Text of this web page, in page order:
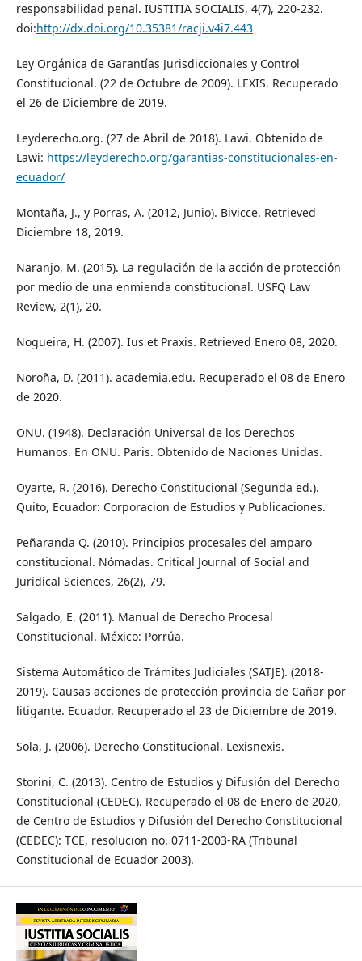
responsabilidad penal. IUSTITIA SOCIALIS, 4(7), 220-232.
doi:http://dx.doi.org/10.35381/racji.v4i7.443
Ley Orgánica de Garantías Jurisdiccionales y Control
Constitucional. (22 de Octubre de 2009). LEXIS. Recuperado
el 26 de Diciembre de 2019.
Leyderecho.org. (27 de Abril de 2018). Lawi. Obtenido de
Lawi: https://leyderecho.org/garantias-constitucionales-en-
ecuador/
Montaña, J., y Porras, A. (2012, Junio). Bivicce. Retrieved
Diciembre 18, 2019.
Naranjo, M. (2015). La regulación de la acción de protección
por medio de una enmienda constitucional. USFQ Law
Review, 2(1), 20.
Nogueira, H. (2007). Ius et Praxis. Retrieved Enero 08, 2020.
Noroña, D. (2011). academia.edu. Recuperado el 08 de Enero
de 2020.
ONU. (1948). Declaración Universal de los Derechos
Humanos. En ONU. Paris. Obtenido de Naciones Unidas.
Oyarte, R. (2016). Derecho Constitucional (Segunda ed.).
Quito, Ecuador: Corporacion de Estudios y Publicaciones.
Peñaranda Q. (2010). Principios procesales del amparo
constitucional. Nómadas. Critical Journal of Social and
Juridical Sciences, 26(2), 79.
Salgado, E. (2011). Manual de Derecho Procesal
Constitucional. México: Porrúa.
Sistema Automático de Trámites Judiciales (SATJE). (2018-
2019). Causas acciones de protección provincia de Cañar por
litigante. Ecuador. Recuperado el 23 de Diciembre de 2019.
Sola, J. (2006). Derecho Constitucional. Lexisnexis.
Storini, C. (2013). Centro de Estudios y Difusión del Derecho
Constitucional (CEDEC). Recuperado el 08 de Enero de 2020,
de Centro de Estudios y Difusión del Derecho Constitucional
(CEDEC): TCE, resolucion no. 0711-2003-RA (Tribunal
Constitucional de Ecuador 2003).